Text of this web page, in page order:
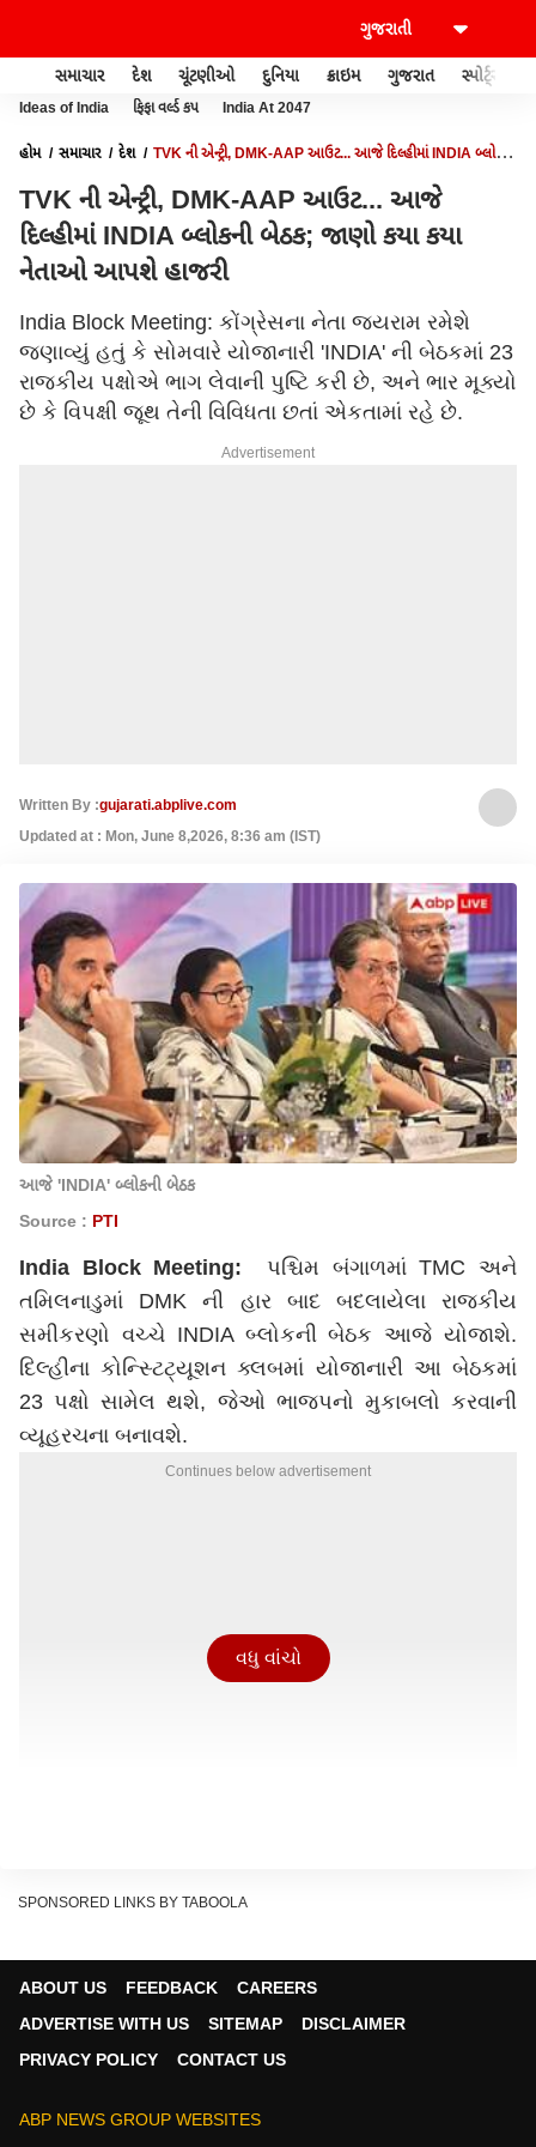
સમાચાર દેશ ચૂંટણીઓ દુનિયા ક્રાઇમ ગુજરાત સ્પોર્ટ્સ
Ideas of India ફિફા વર્લ્ડ કપ India At 2047
હોમ સમાચાર દેશ
TVK ની એન્ટ્રી, DMK-AAP આઉટ... આજે દિલ્હીમાં INDIA બ્લોકની
TVK ની એન્ટ્રી, DMK-AAP આઉટ... આજે
દિલ્હીમાં INDIA બ્લોકની બેઠક; જાણો કયા કયા
નેતાઓ આપશે હાજરી
India Block Meeting: કોંગ્રેસના નેતા જયરામ રમેશે
જણાવ્યું હતું કે સોમવારે યોજાનારી 'INDIA' ની બેઠકમાં 23
રાજકીય પક્ષોએ ભાગ લેવાની પુષ્ટિ કરી છે, અને ભાર મૂક્યો
છે કે વિપક્ષી જૂથ તેની વિવિધતા છતાં એકતામાં રહે છે.
Advertisement
Written By :gujarati.abplive.com
Updated at : Mon, June 8,2026, 8:36 am (IST)
આજે 'INDIA' બ્લોકની બેઠક
Source : PTI
India Block Meeting:
પશ્ચિમ બંગાળમાં TMC અને
તમિલનાડુમાં DMK ની હાર બાદ બદલાયેલા રાજકીય
સમીકરણો વચ્ચે INDIA બ્લોકની બેઠક આજે યોજાશે.
દિલ્હીના કોન્સ્ટિટ્યૂશન ક્લબમાં યોજાનારી આ બેઠકમાં
23 પક્ષો સામેલ થશે, જેઓ ભાજપનો મુકાબલો કરવાની
વ્યૂહરચના બનાવશે.
Continues below advertisement
વધુ વાંચો
SPONSORED LINKS BY TABOOLA
ABOUT US FEEDBACK
CAREERS
ADVERTISE WITH US
SITEMAP
DISCLAIMER
PRIVACY POLICY
CONTACT US
ABP NEWS GROUP WEBSITES